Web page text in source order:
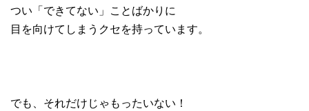
つい「できてない」ことばかりに
目を向けてしまうクセを持っています。
でも、それだけじゃもったいない！